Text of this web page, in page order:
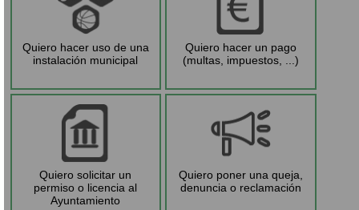
Quiero hacer uso de una
instalación municipal
Quiero hacer un pago
(multas, impuestos, ...)
Quiero solicitar un
permiso o licencia al
Ayuntamiento
Quiero poner una queja,
denuncia o reclamación